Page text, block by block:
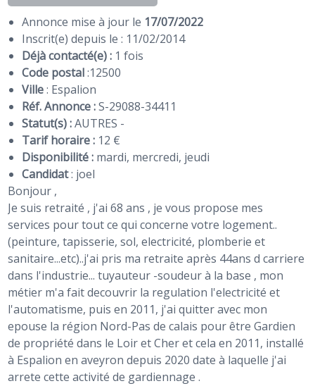
Annonce mise à jour le 17/07/2022
Inscrit(e) depuis le : 11/02/2014
Déjà contacté(e) : 1 fois
Code postal:12500
Ville: Espalion
Réf. Annonce :S-29088-34411
Statut(s) :AUTRES -
Tarif horaire : 12 €
Disponibilité : mardi, mercredi, jeudi
Candidat: joel
Bonjour ,
Je suis retraité , j'ai 68 ans , je vous propose mes
services pour tout ce qui concerne votre logement..
(peinture, tapisserie, sol, electricité, plomberie et
sanitaire...etc)..j'ai pris ma retraite après 44ans d carriere
dans l'industrie... tuyauteur -soudeur à la base , mon
métier m'a fait decouvrir la regulation l'electricité et
l'automatisme, puis en 2011, j'ai quitter avec mon
epouse la région Nord-Pas de calais pour être Gardien
de propriété dans le Loir et Cher et cela en 2011, installé
à Espalion en aveyron depuis 2020 date à laquelle j'ai
arrete cette activité de gardiennage .